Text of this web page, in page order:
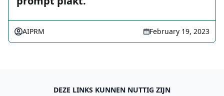
AIPRM February 19, 2023
DEZE LINKS KUNNEN NUTTIG ZIJN